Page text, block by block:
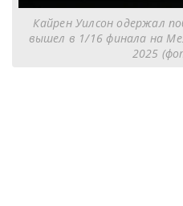
Кайрен Уилсон одержал
вышел в 1/16 финала на
2025